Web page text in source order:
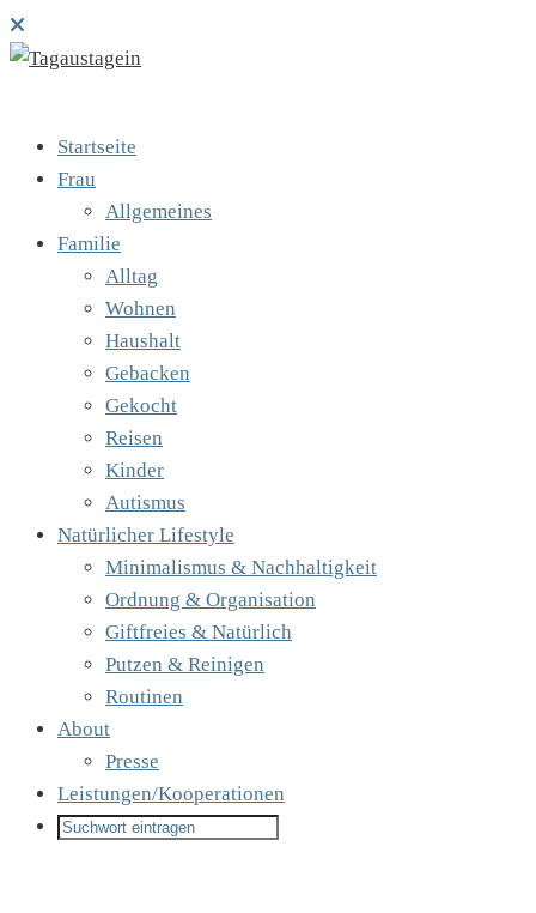
Startseite
Frau
Allgemeines
Familie
Alltag
Wohnen
Haushalt
Gebacken
Gekocht
Reisen
Kinder
Autismus
Natürlicher Lifestyle
Minimalismus & Nachhaltigkeit
Ordnung & Organisation
Giftfreies & Natürlich
Putzen & Reinigen
Routinen
About
Presse
Leistungen/Kooperationen